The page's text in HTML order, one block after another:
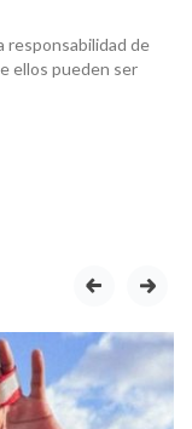
responsabilidad de
ellos pueden ser
prev next